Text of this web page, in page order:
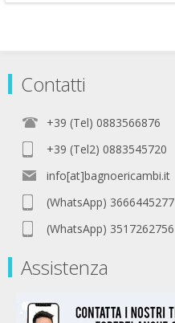
Contatti
+39 (Tel) 0883566876
+39 (Tel2) 0883545720
info[at]bagnoericambi.it
(WhatsApp) 3666445277
(WhatsApp) 3517262756
Assistenza